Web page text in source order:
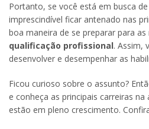
Portanto, se você está em busca
imprescindível ficar antenado nas
boa maneira de se preparar para
qualificação profissional. Assim,
desenvolver e desempenhar as
Ficou curioso sobre o assunto?
e conheça as principais carreiras
estão em pleno crescimento.